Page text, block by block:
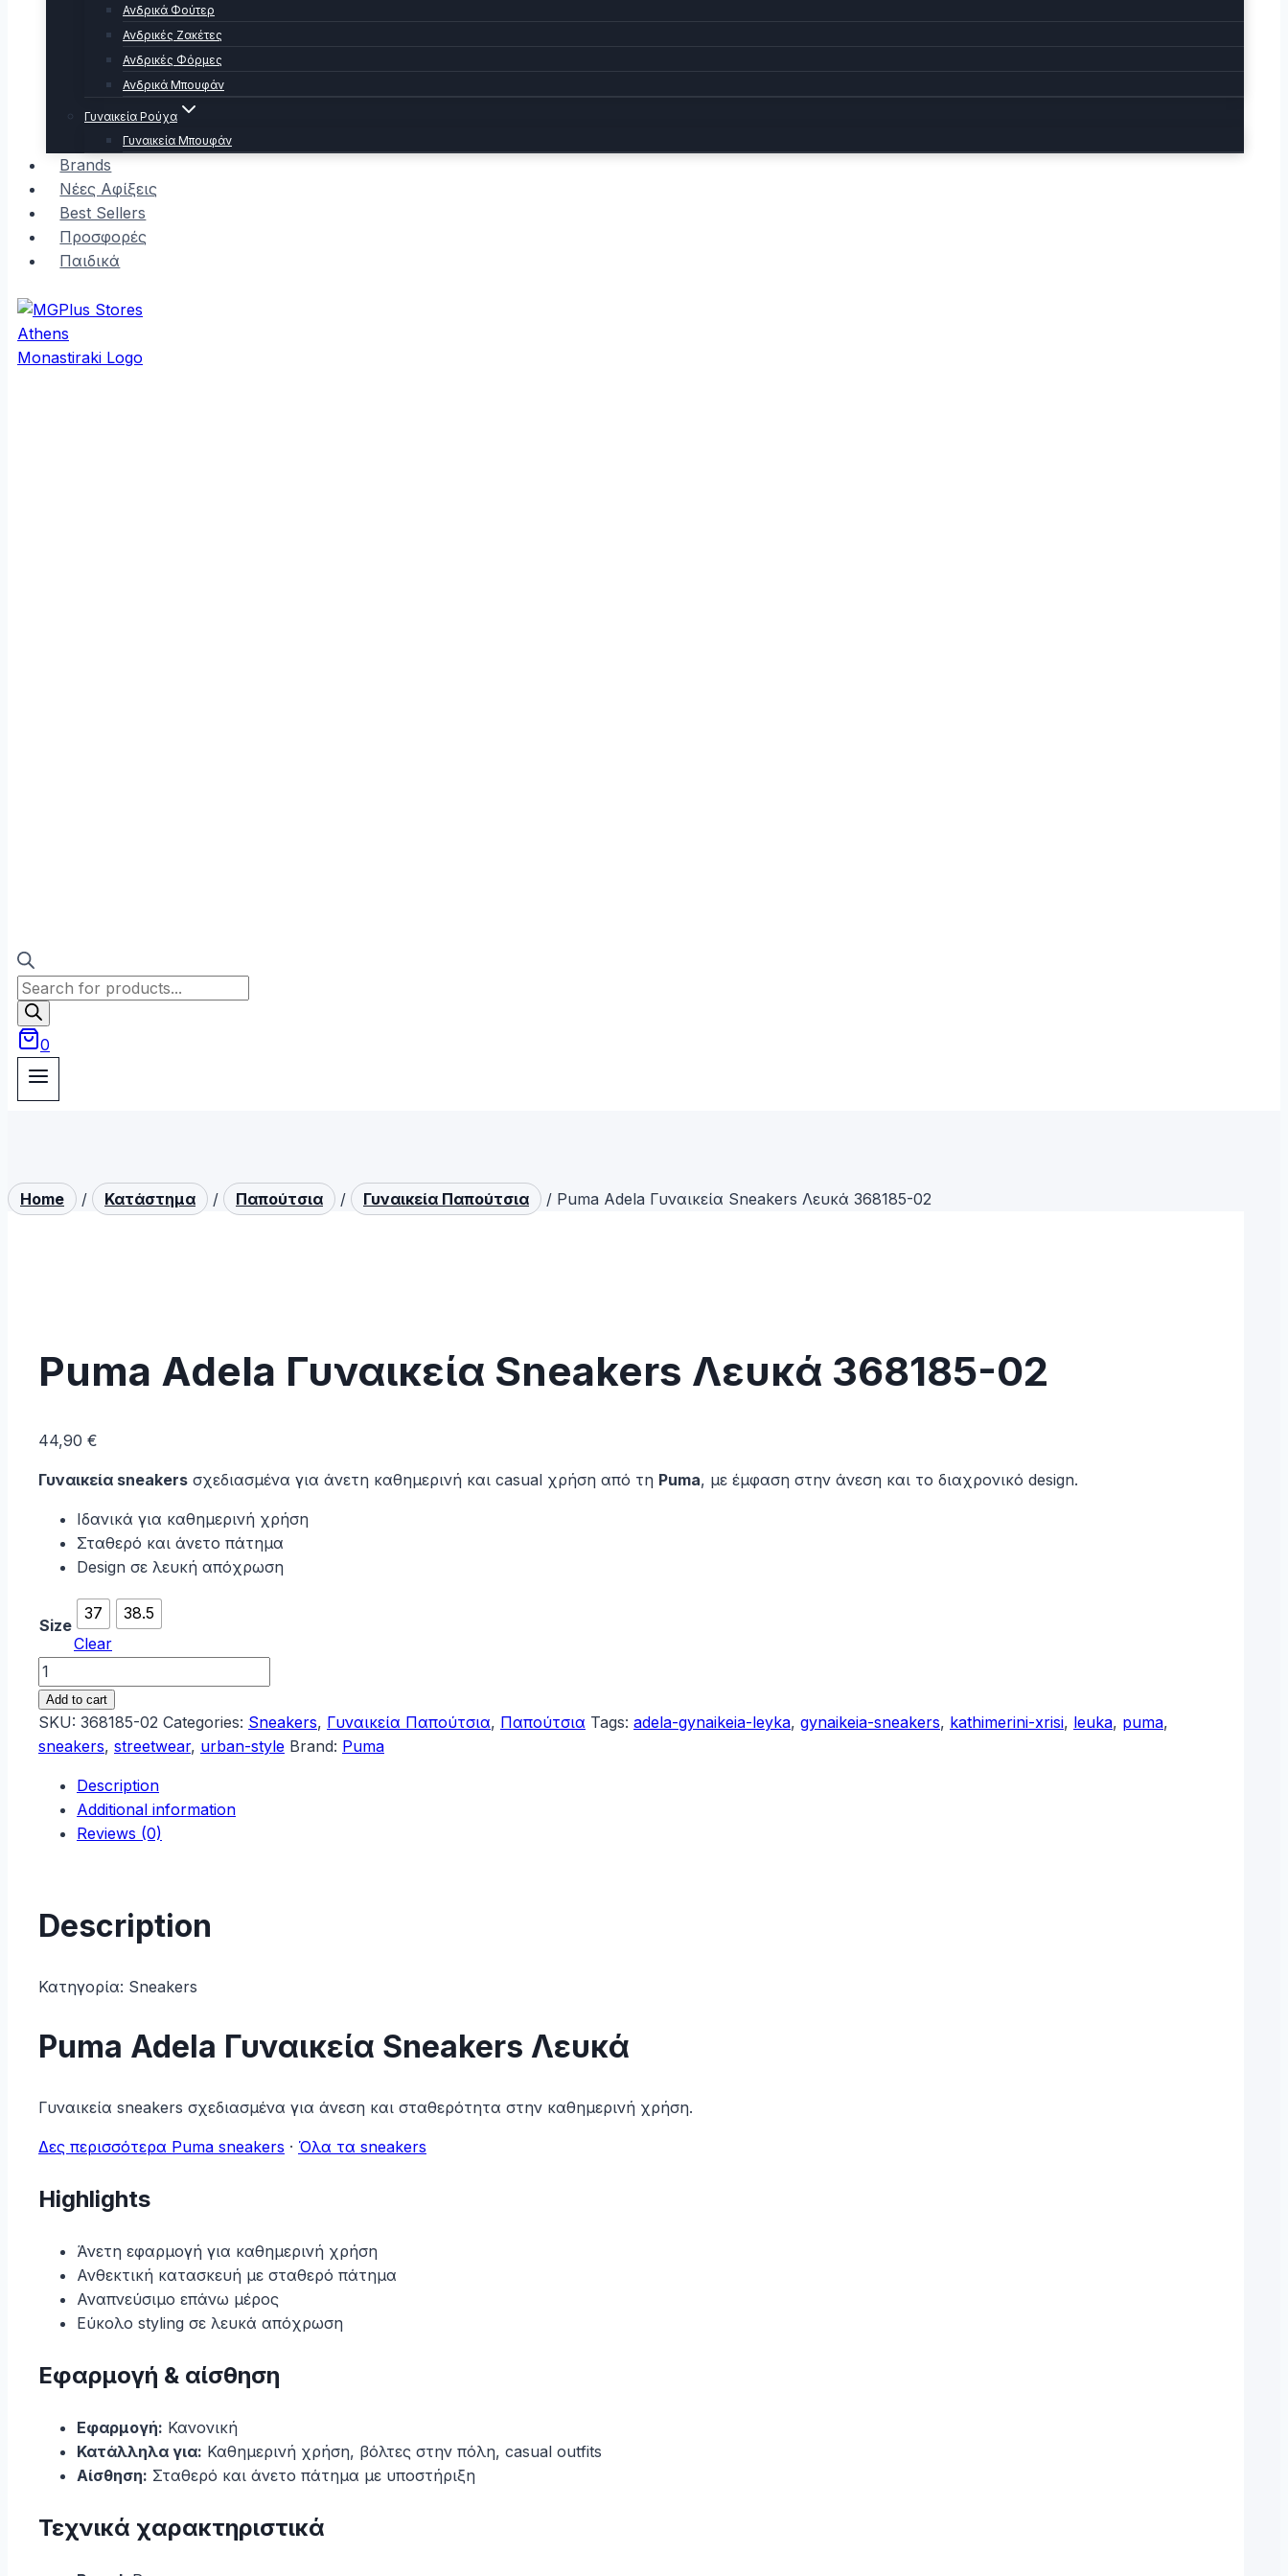
Ανδρικά Φούτερ
Ανδρικές Ζακέτες
Ανδρικές Φόρμες
Ανδρικά Μπουφάν
Γυναικεία Ρούχα
Γυναικεία Μπουφάν
Brands
Νέες Αφίξεις
Best Sellers
Προσφορές
Παιδικά
Products
search
0
Home / Κατάστημα / Παπούτσια / Γυναικεία Παπούτσια / Puma Adela Γυναικεία Sneakers Λευκά 368185-02
Puma Adela Γυναικεία Sneakers Λευκά 368185-02
44,90 €
Γυναικεία sneakers σχεδιασμένα για άνετη καθημερινή και casual χρήση από τη Puma, με έμφαση στην άνεση και το διαχρονικό design.
Ιδανικά για καθημερινή χρήση
Σταθερό και άνετο πάτημα
Design σε λευκή απόχρωση
Size
37
38.5
Clear
Puma
Adela
Γυναικεία
Sneakers
368185-
quantity
Add to cart
SKU: 368185-02 Categories: Sneakers, Γυναικεία Παπούτσια, Παπούτσια Tags: adela-gynaikeia-leyka, gynaikeia-sneakers, kathimerini-xrisi, leuka, puma,
sneakers, streetwear, urban-style Brand: Puma
Description
Additional information
Reviews (0)
Description
Κατηγορία: Sneakers
Puma Adela Γυναικεία Sneakers Λευκά
Γυναικεία sneakers σχεδιασμένα για άνεση και σταθερότητα στην καθημερινή χρήση.
Δες περισσότερα Puma sneakers · Όλα τα sneakers
Highlights
Άνετη εφαρμογή για καθημερινή χρήση
Ανθεκτική κατασκευή με σταθερό πάτημα
Αναπνεύσιμο επάνω μέρος
Εύκολο styling σε λευκά απόχρωση
Εφαρμογή & αίσθηση
Εφαρμογή: Κανονική
Κατάλληλα για: Καθημερινή χρήση, βόλτες στην πόλη, casual outfits
Αίσθηση: Σταθερό και άνετο πάτημα με υποστήριξη
Τεχνικά χαρακτηριστικά